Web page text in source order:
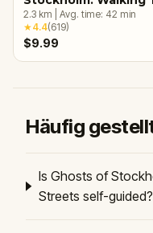
Escape Game
2.3 km Avg. time: 42 min
★4.4(619)
$9.99
Häufig
Is Ghosts of
Streets self-guided?